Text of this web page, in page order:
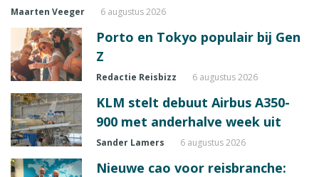
Maarten Veeger 6 augustus 2026
Porto en Tokyo populair bij Gen
Z
Redactie Reisbizz 6 augustus 2026
KLM stelt debuut Airbus A350-
900 met anderhalve week uit
Sander Lamers 6 augustus 2026
Nieuwe cao voor reisbranche: